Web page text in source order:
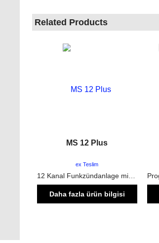
Related Products
MS 12 Plus
ex Teslim
Daha fazla ürün bilgisi